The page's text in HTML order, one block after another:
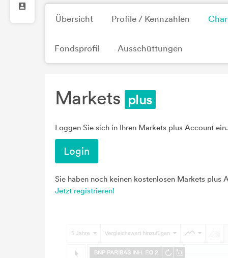
Übersicht Profile / Kennzahlen
Fondsprofil Ausschüttungen
Markets
Loggen Sie sich in Ihren Markets plus Account ein.
Login
Sie haben noch keinen kostenlosen Markets plus
Jetzt registrieren!